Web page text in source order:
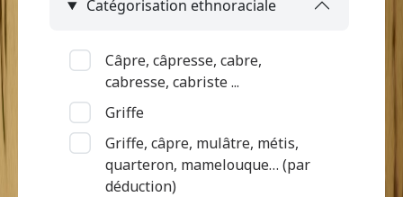
Indéterminé
Catégorisation ethnoraciale
Câpre, câpresse, cabre,
cabresse, cabriste ...
Griffe
Griffe, câpre, mulâtre, métis,
quarteron, mamelouque… (par
déduction)